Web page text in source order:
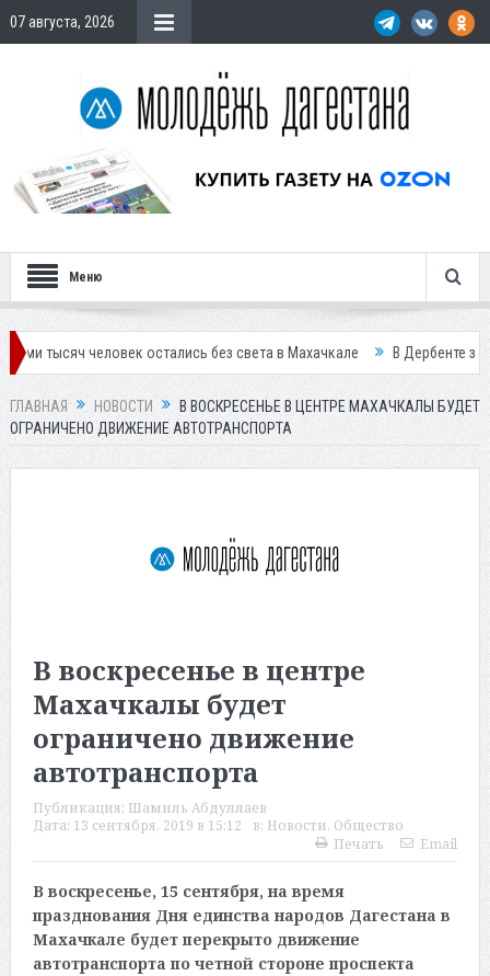
07 августа, 2026
Меню
остались без света в Махачкале В Дербенте застройщик
ГЛАВНАЯ НОВОСТИ
В ВОСКРЕСЕНЬЕ В ЦЕНТРЕ МАХАЧКАЛЫ БУДЕТ
ОГРАНИЧЕНО ДВИЖЕНИЕ АВТОТРАНСПОРТА
В воскресенье в центре
Махачкалы будет
ограничено движение
автотранспорта
Публикация: Шамиль Абдуллаев
Дата: 13 сентября, 2019 в 15:12 в: Новости, Общество
Печать
Email
В воскресенье, 15 сентября, на время
празднования Дня единства народов Дагестана в
Махачкале будет перекрыто движение
автотранспорта по четной стороне проспекта